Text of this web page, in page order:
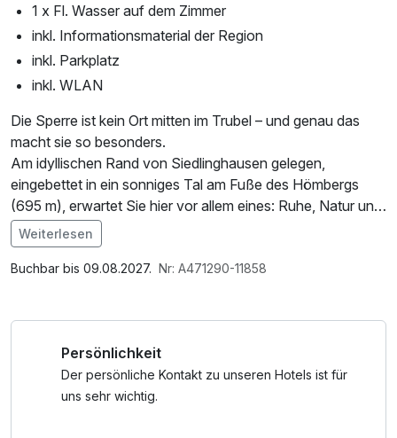
1 x Fl. Wasser auf dem Zimmer
inkl. Informationsmaterial der Region
inkl. Parkplatz
inkl. WLAN
Die Sperre ist kein Ort mitten im Trubel – und genau das
macht sie so besonders.
Am idyllischen Rand von Siedlinghausen gelegen,
eingebettet in ein sonniges Tal am Fuße des Hömbergs
(695 m), erwartet Sie hier vor allem eines: Ruhe, Natur und
das gute Gefühl, wirklich angekommen zu sein.
Fernab von Lärm und Hektik genießen Sie eine Lage, die
Raum zum Durchatmen schafft – und gleichzeitig der
Sie bestens angebunden. Direkt von der „Sperre“ aus führt
ein wunderschöner Spazierweg durch die Natur nach
Siedlinghausen, das Sie entspannt zu Fuß erreichen
Weiterlesen
Buchbar bis 09.08.2027. Nr: A471290-11858
Persönlichkeit
Der persönliche Kontakt zu unseren Hotels ist für
uns sehr wichtig.